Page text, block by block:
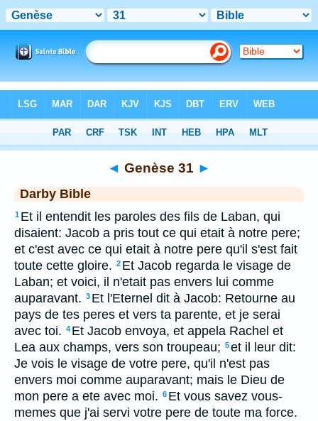
> Genèse 31
◄ Genèse 31 ►
Darby Bible
1 Et il entendit les paroles des fils de Laban, qui
disaient: Jacob a pris tout ce qui etait à notre pere;
et c'est avec ce qui etait à notre pere qu'il s'est fait
toute cette gloire. 2 Et Jacob regarda le visage de
Laban; et voici, il n'etait pas envers lui comme
auparavant. 3 Et l'Eternel dit à Jacob: Retourne au
pays de tes peres et vers ta parente, et je serai
avec toi. 4 Et Jacob envoya, et appela Rachel et
Lea aux champs, vers son troupeau; 5et il leur dit:
Je vois le visage de votre pere, qu'il n'est pas
envers moi comme auparavant; mais le Dieu de
mon pere a ete avec moi. 6 Et vous savez vous-
memes que j'ai servi votre pere de toute ma force.